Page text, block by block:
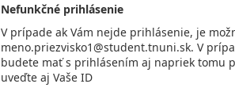
Nefunkčné prihlásenie
V prípade ak Vám nejde prihlásenie, je
meno.priezvisko1@student.tnuni.sk. V
budete mať s prihlásením aj napriek tomu
uveďte aj Vaše ID